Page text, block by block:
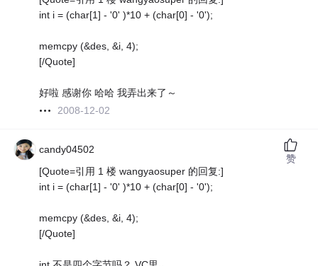
int i = (char[1] - '0' )*10 + (char[0] - '0');
memcpy (&des, &i, 4);
[/Quote]
好啦 感谢你 哈哈 我弄出来了～
2008-12-02
candy04502
[Quote=引用 1 楼 wangyaosuper 的回复:]
int i = (char[1] - '0' )*10 + (char[0] - '0');
memcpy (&des, &i, 4);
[/Quote]
赞